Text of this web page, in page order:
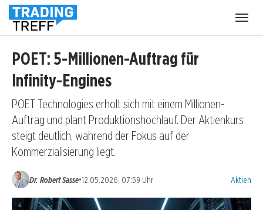
POET: 5-Millionen-Auftrag für
Infinity-Engines
POET Technologies erholt sich mit einem Millionen-
Auftrag und plant Produktionshochlauf. Der Aktienkurs
steigt deutlich, während der Fokus auf der
Kommerzialisierung liegt.
Dr. Robert Sasse•12.05.2026, 07:59 Uhr Aktien